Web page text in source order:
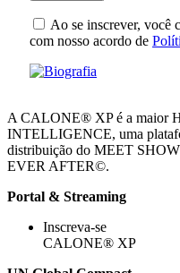
Ao se inscrever, você
com nosso acordo de
A CALONE® XP é a maior
INTELLIGENCE, uma
distribuição do MEET
EVER AFTER©.
Portal & Streaming
Inscreva-se
CALONE® XP